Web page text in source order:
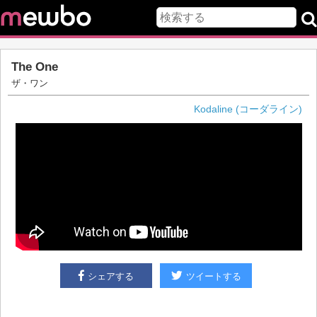
The One
ザ・ワン
Kodaline (コーダライン)
シェアする ツイートする